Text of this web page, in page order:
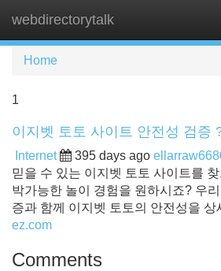
webdirectorytalk
Home
1
이지벳 토토 사이트 안전성 검증
Internet 395 days ago
믿을 수 있는 이지벳 토토 사이트를
박가능한 놀이 경험을 원하시죠? 우
증과 함께 이지벳 토토의 안전성을 상
ez.com
Comments